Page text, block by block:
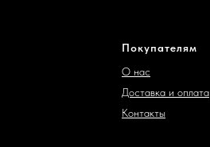
Покупателям
О нас
Доставка и оплата
Контакты